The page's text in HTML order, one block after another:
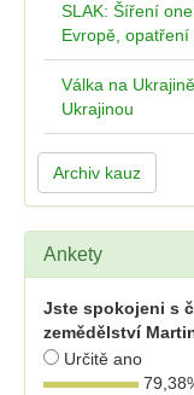
SLAK: Šíření
Evropě,
Válka na
Ukrajinou
Archiv kauz
Ankety
Jste spokojeni s
zemědělství
Určitě ano
79,38